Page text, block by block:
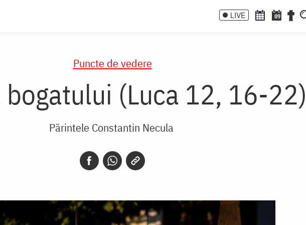
LIVE 09
Puncte de vedere
bogatului (Luca 12, 16-22)
Părintele Constantin Necula